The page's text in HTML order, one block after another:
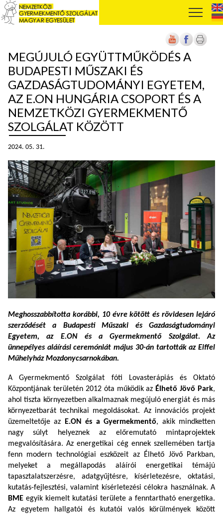
MEGÚJULÓ EGYÜTTMŰKÖDÉS A
BUDAPESTI MŰSZAKI ÉS
GAZDASÁGTUDOMÁNYI EGYETEM,
AZ E.ON HUNGÁRIA CSOPORT ÉS A
NEMZETKÖZI GYERMEKMENTŐ
SZOLGÁLAT KÖZÖTT
2024. 05. 31.
Meghosszabbította korábbi, 10 évre kötött és rövidesen lejáró
szerződését a Budapesti Műszaki és Gazdaságtudományi
Egyetem, az E.ON és a Gyermekmentő Szolgálat. Az
ünnepélyes aláírási ceremóniát május 30-án tartották az Eiffel
Műhelyház Mozdonycsarnokában.
A Gyermekmentő Szolgálat fóti Lovasterápiás és Oktató
Központjának területén 2012 óta működik az Élhető Jövő Park,
ahol tiszta környezetben alkalmaznak megújuló energiát és más
környezetbarát technikai megoldásokat. Az innovációs projekt
üzemeltetője az E.ON és a Gyermekmentő, akik mindketten
nagy súlyt helyeznek az előremutató mintaprojektek
megvalósítására. Az energetikai cég ennek szellemében tartja
fenn modern technológiai eszközeit az Élhető Jövő Parkban,
melyeket a megállapodás aláírói energetikai témájú
tapasztalatszerzésre, adatgyűjtésre, kísérletezésre, oktatási,
kutatás-fejlesztési, valamint kísérletezési célokra használnak. A
BME egyik kiemelt kutatási területe a fenntartható energetika.
Az egyetem hallgatói és kutatói valós körülmények között